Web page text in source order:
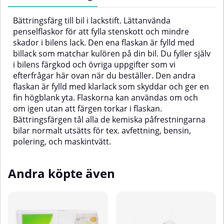
skyddar och ger en fin högblank
och om igen utan att färgen
torkar i flaskan. Bättringsfärgen
tål alla de kemiska
påfrestningarna bilar normalt
utsätts för tex. avfettning, bensin,
polering, och maskintvätt.
och om igen utan att färgen
torkar i flaskan. Bättringsfärgen
tål alla de kemiska
påfrestningarna bilar normalt
utsätts för tex. avfettning, bensin,
polering, och maskintvätt.
Bättringsfärg till bil i lackstift. Lättanvända
penselflaskor för att fylla stenskott och mindre
skador i bilens lack. Den ena flaskan är fylld med
billack som matchar kulören på din bil. Du fyller själv
i bilens färgkod och övriga uppgifter som vi
efterfrågar här ovan när du beställer. Den andra
flaskan är fylld med klarlack som skyddar och ger en
fin högblank yta. Flaskorna kan användas om och
om igen utan att färgen torkar i flaskan.
Bättringsfärgen tål alla de kemiska påfrestningarna
bilar normalt utsätts för tex. avfettning, bensin,
polering, och maskintvätt.
Andra köpte även